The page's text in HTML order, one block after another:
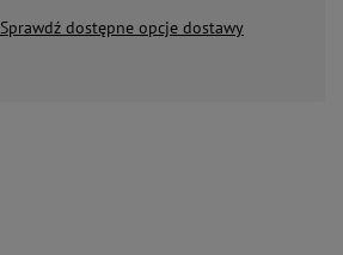
Sprawdź dostępne opcje dostawy